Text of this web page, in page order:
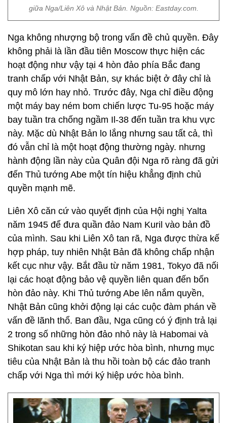
giữa Nga/Liên Xô và Nhật Bản. Nguồn: Eastday.com.
Nga không nhượng bộ trong vấn đề chủ quyền. Đây
không phải là lần đầu tiên Moscow thực hiện các
hoạt động như vậy tại 4 hòn đảo phía Bắc đang
tranh chấp với Nhật Bản, sự khác biệt ở đây chỉ là
quy mô lớn hay nhỏ. Trước đây, Nga chỉ điều động
một máy bay ném bom chiến lược Tu-95 hoặc máy
bay tuần tra chống ngầm Il-38 đến tuần tra khu vực
này. Mặc dù Nhật Bản lo lắng nhưng sau tất cả, thì
đó vẫn chỉ là một hoạt động thường ngày. nhưng
hành động lần này của Quân đội Nga rõ ràng đã gửi
đến Thủ tướng Abe một tín hiệu khẳng định chủ
quyền mạnh mẽ.
Liên Xô căn cứ vào quyết định của Hội nghị Yalta
năm 1945 để đưa quần đảo Nam Kuril vào bản đồ
của mình. Sau khi Liên Xô tan rã, Nga được thừa kế
hợp pháp, tuy nhiên Nhật Bản đã không chấp nhận
kết cục như vậy. Bắt đầu từ năm 1981, Tokyo đã nối
lại các hoạt động bảo vệ quyền liên quan đến bốn
hòn đảo này. Khi Thủ tướng Abe lên nắm quyền,
Nhật Bản cũng khởi động lại các cuộc đàm phán về
vấn đề lãnh thổ. Ban đầu, Nga cũng có ý định trả lại
2 trong số những hòn đảo nhỏ này là Habomai và
Shikotan sau khi ký hiệp ước hòa bình, nhưng mục
tiêu của Nhật Bản là thu hồi toàn bộ các đảo tranh
chấp với Nga thì mới ký hiệp ước hòa bình.